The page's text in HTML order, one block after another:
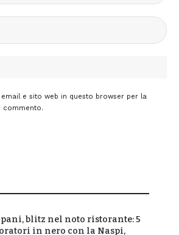
e sito web in questo browser per la
commento.
blitz nel noto ristorante: 5
in nero con la Naspi,